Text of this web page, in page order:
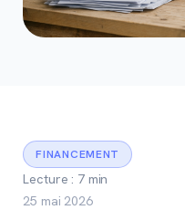
FINANCEMENT
Lecture : 7 min
25 mai 2026